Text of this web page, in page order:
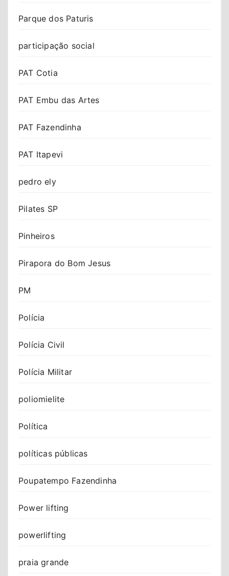
Parque dos Paturis
participação social
PAT Cotia
PAT Embu das Artes
PAT Fazendinha
PAT Itapevi
pedro ely
Pilates SP
Pinheiros
Pirapora do Bom Jesus
PM
Polícia
Polícia Civil
Polícia Militar
poliomielite
Política
políticas públicas
Poupatempo Fazendinha
Power lifting
powerlifting
praia grande